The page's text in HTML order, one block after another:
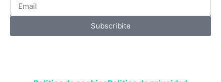
Subscribite